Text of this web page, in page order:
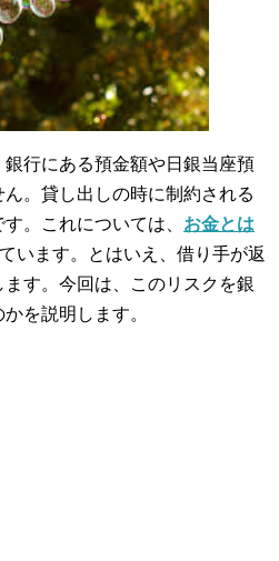
行にある預金額や日銀当座預
。貸し出しの時に制約される
。これについては、 お金とは
います。とはいえ、借り手が返
す。今回は、このリスクを銀
を説明します。